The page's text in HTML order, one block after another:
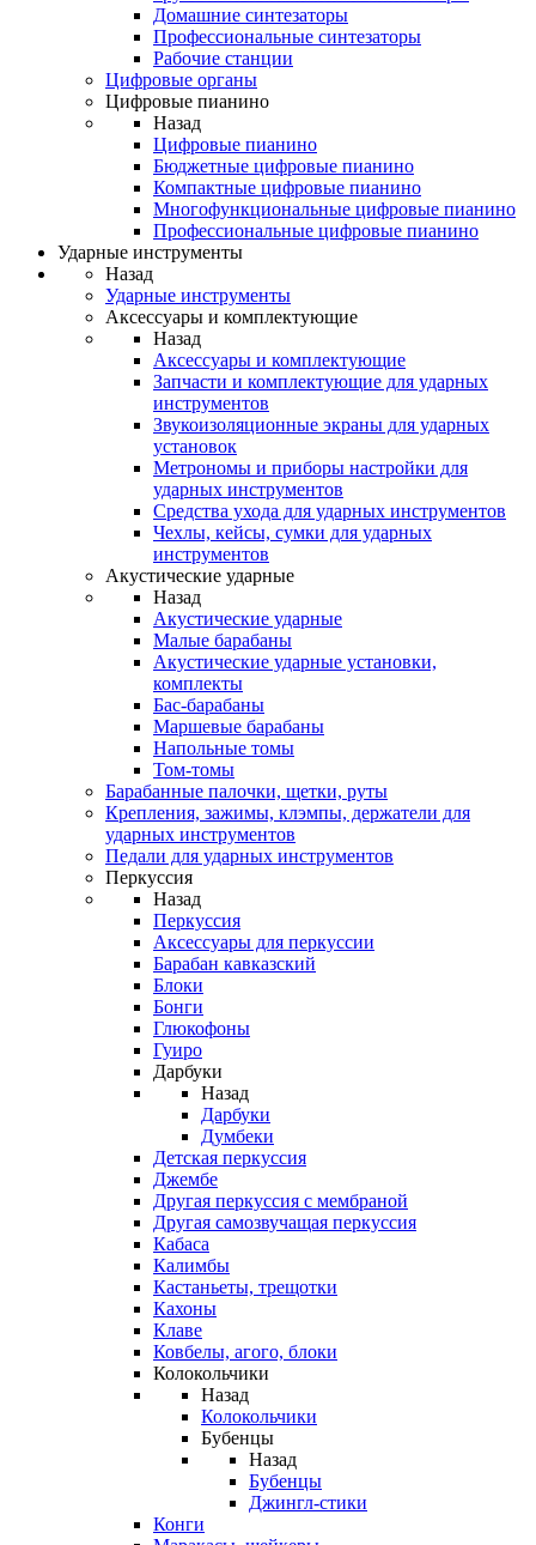
Домашние синтезаторы
Профессиональные синтезаторы
Рабочие станции
Цифровые органы
Цифровые пианино
Назад
Цифровые пианино
Бюджетные цифровые пианино
Компактные цифровые пианино
Многофункциональные цифровые пианино
Профессиональные цифровые пианино
Ударные инструменты
Назад
Ударные инструменты
Аксессуары и комплектующие
Назад
Аксессуары и комплектующие
Запчасти и комплектующие для ударных
инструментов
Звукоизоляционные экраны для ударных
установок
Метрономы и приборы настройки для
ударных инструментов
Средства ухода для ударных инструментов
Чехлы, кейсы, сумки для ударных
инструментов
Акустические ударные
Назад
Акустические ударные
Mалые барабаны
Акустические ударные установки,
комплекты
Бас-барабаны
Маршевые барабаны
Напольные томы
Том-томы
Барабанные палочки, щетки, руты
Крепления, зажимы, клэмпы, держатели для
ударных инструментов
Педали для ударных инструментов
Перкуссия
Назад
Перкуссия
Аксессуары для перкуссии
Барабан кавказский
Блоки
Бонги
Глюкофоны
Гуиро
Дарбуки
Назад
Дарбуки
Думбеки
Детская перкуссия
Джембе
Другая перкуссия с мембраной
Другая самозвучащая перкуссия
Кабаса
Калимбы
Кастаньеты, трещотки
Кахоны
Клаве
Ковбелы, агого, блоки
Колокольчики
Назад
Колокольчики
Бубенцы
Назад
Бубенцы
Джингл-стики
Конги